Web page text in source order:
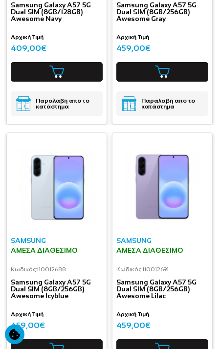
Samsung Galaxy A57 5G
Dual SIM (8GB/128GB)
Awesome Navy
Αρχική Τιμή
409,00€
Παραλαβή απο το
κατάστημα
Samsung Galaxy A57 5G
Dual SIM (8GB/256GB)
Awesome Gray
Αρχική Τιμή
459,00€
Παραλαβή απο το
κατάστημα
SAMSUNG
ΆΜΕΣΑ ΔΙΑΘΈΣΙΜΟ
Κωδικός:I10012688
Samsung Galaxy A57 5G
Dual SIM (8GB/256GB)
Awesome Icyblue
Αρχική Τιμή
459,00€
SAMSUNG
ΆΜΕΣΑ ΔΙΑΘΈΣΙΜΟ
Κωδικός:I10012691
Samsung Galaxy A57 5G
Dual SIM (8GB/256GB)
Awesome Lilac
Αρχική Τιμή
459,00€